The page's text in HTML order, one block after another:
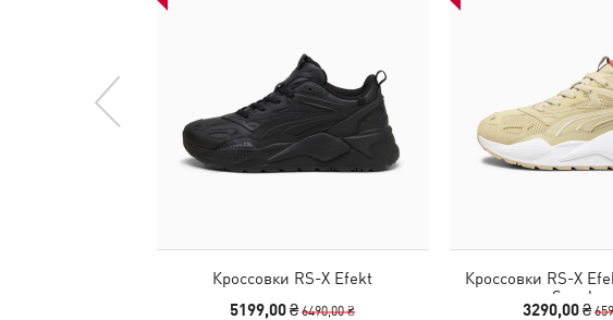
Кроссовки RS-X Efekt
5199,00 ₴6490,00 ₴
Кроссовки RS-X
Sneakers
3290,00 ₴